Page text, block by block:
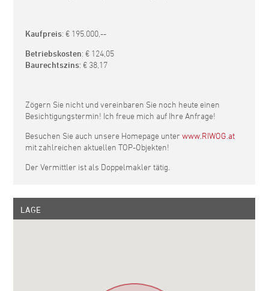
Kaufpreis: € 195.000,--
Betriebskosten: € 124,05
Baurechtszins: € 38,17
Zögern Sie nicht und vereinbaren Sie noch heute einen
Besichtigungstermin! Ich freue mich auf Ihre Anfrage!
Besuchen Sie auch unsere Homepage unter www.RIWOG.at
mit zahlreichen aktuellen TOP-Objekten!
Der Vermittler ist als Doppelmakler tätig.
LAGE